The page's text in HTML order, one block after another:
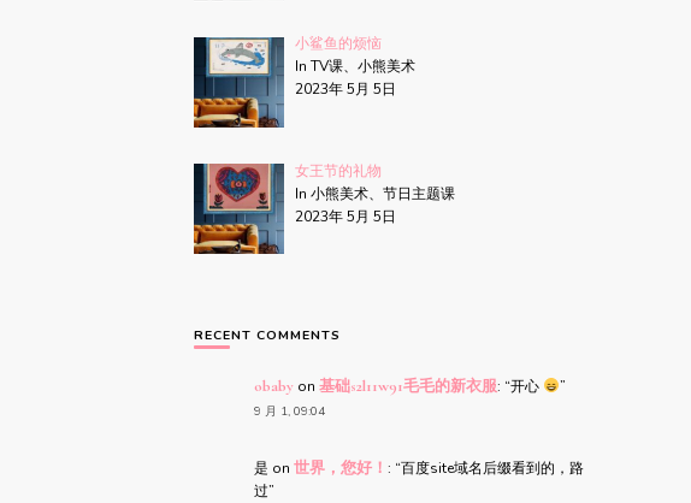
小鲨鱼的烦恼
In TV课、小熊美术
2023年 5月 5日
女王节的礼物
In 小熊美术、节日主题课
2023年 5月 5日
RECENT COMMENTS
obabyon 基础s2l11w91毛毛的新衣服: “开心 ”
9 月 1, 09:04
是 on 世界，您好！ : “百度site域名后缀看到的，路
过”